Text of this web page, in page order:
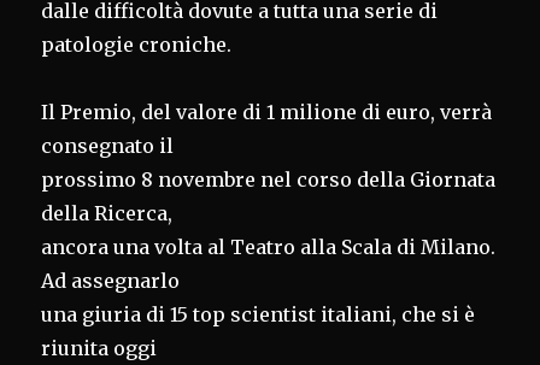
dalle difficoltà dovute a tutta una serie di
patologie croniche.
Il Premio, del valore di 1 milione di euro, verrà
consegnato il
prossimo 8 novembre nel corso della Giornata
della Ricerca,
ancora una volta al Teatro alla Scala di Milano.
Ad assegnarlo
una giuria di 15 top scientist italiani, che si è
riunita oggi